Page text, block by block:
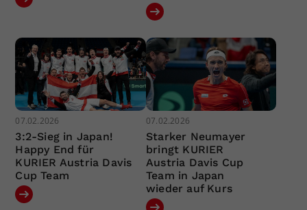
07.02.2026
3:2-Sieg in Japan!
Happy End für
KURIER Austria Davis
Cup Team
07.02.2026
Starker Neumayer
bringt KURIER
Austria Davis Cup
Team in Japan
wieder auf Kurs